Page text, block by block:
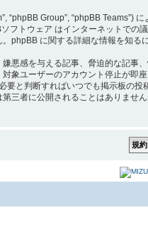
“phpBB Group”, “phpBB Teams”)
フトウェア はインターネットで
phpBB に関する詳細な情報を知る
悪感を与える記事、脅迫的な記
象ユーザーのアカウント停止が
要と判断すればいつでも掲示板
三者に公開されることはありま